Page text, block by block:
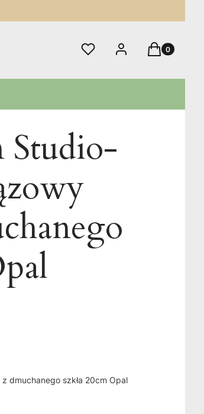
Ulubione Zaloguj sięProdukty w
Koszyk
Studio-
dmuchanego szkła 20cm Opal